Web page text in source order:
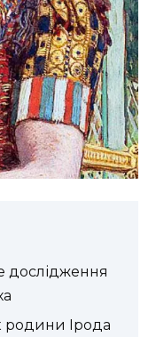
дослідження
родини Ірода